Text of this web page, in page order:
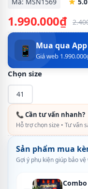
1.990.000₫
📱 Mua qua
Giá web
Chọn size
41
📞 Cần tư vấn nhanh?
Hỗ trợ chọn size • Tư vấn
Sản phẩm mua
Gợi ý phụ kiện giúp bảo